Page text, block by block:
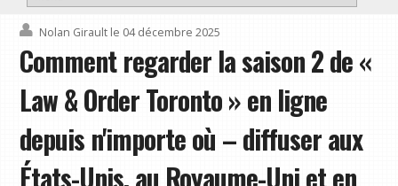
Nolan Girault le 04 décembre 2025
Comment regarder la saison 2 de «
Law & Order Toronto » en ligne
depuis n'importe où – diffuser aux
États-Unis, au Royaume-Uni et en